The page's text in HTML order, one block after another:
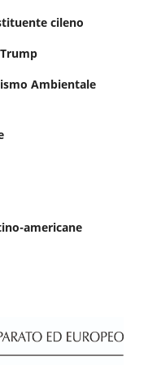
cileno
Ambientale
americane